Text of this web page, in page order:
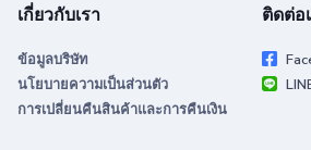
เกี่ยวกับเรา
ข้อมูลบริษัท
นโยบายความเป็นส่วนตัว
การเปลี่ยนคืนสินค้าและการคืนเงิน
ติดต่อ